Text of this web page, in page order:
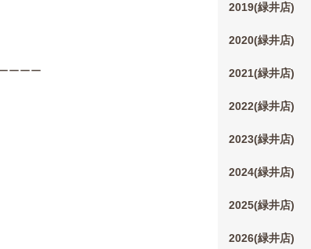
ーーー
2019(緑井店)
2020(緑井店)
2021(緑井店)
2022(緑井店)
2023(緑井店)
2024(緑井店)
2025(緑井店)
2026(緑井店)